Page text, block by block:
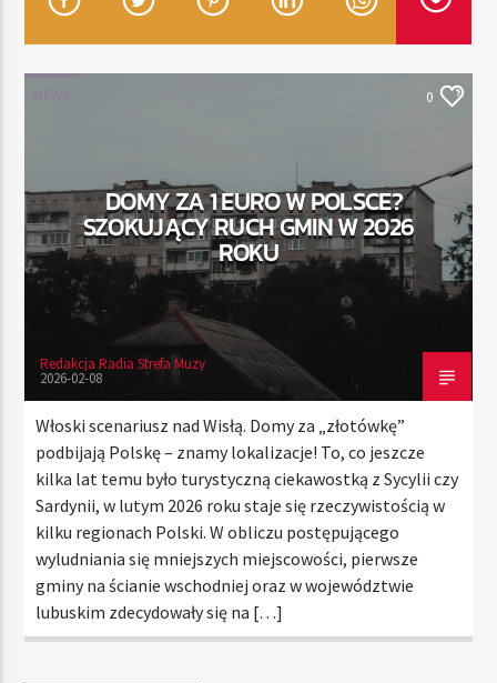
TERAZ GRAMY
TYTUŁ
ARTYSTA
RADIO STREFA MUZY
00:00 21:00
Radio Strefa Muzy
0
DOMY ZA 1 EURO W POLSCE?
SZOKUJĄCY RUCH GMIN W 2026
ROKU
Redakcja Radia Strefa Muzy
2026-02-08
Włoski scenariusz nad Wisłą. Domy za „złotówkę”
podbijają Polskę – znamy lokalizacje! To, co jeszcze
kilka lat temu było turystyczną ciekawostką z Sycylii czy
Sardynii, w lutym 2026 roku staje się rzeczywistością w
kilku regionach Polski. W obliczu postępującego
wyludniania się mniejszych miejscowości, pierwsze
gminy na ścianie wschodniej oraz w województwie
lubuskim zdecydowały się na […]